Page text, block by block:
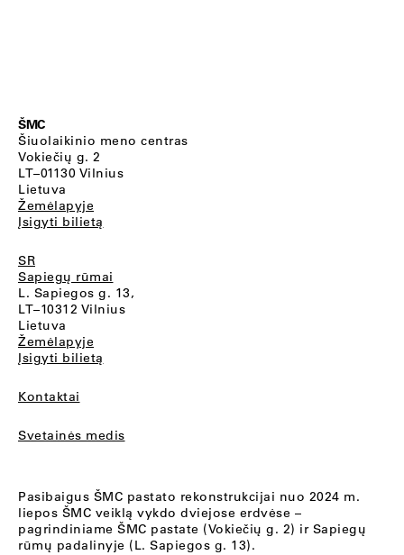
ŠMC
Šiuolaikinio meno centras
Vokiečių g. 2
LT–01130 Vilnius
Lietuva
Žemėlapyje
Įsigyti bilietą
SR
Sapiegų rūmai
L. Sapiegos g. 13,
LT–10312 Vilnius
Lietuva
Žemėlapyje
Įsigyti bilietą
Kontaktai
Svetainės medis
Pasibaigus ŠMC pastato rekonstrukcijai nuo 2024 m.
liepos ŠMC veiklą vykdo dviejose erdvėse –
pagrindiniame ŠMC pastate (Vokiečių g. 2) ir Sapiegų
rūmų padalinyje (L. Sapiegos g. 13).